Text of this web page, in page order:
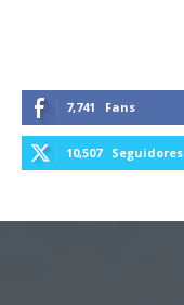
7,741 Fans
10,507 Seguidores